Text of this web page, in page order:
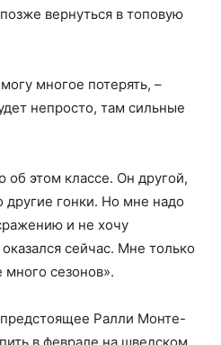
вернуться в топовую
многое потерять, –
непросто, там сильные
этом классе. Он другой,
другие гонки. Но мне надо
и не хочу
сейчас. Мне только
сезонов».
Ралли Монте-